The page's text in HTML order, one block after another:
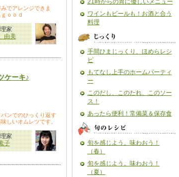
でアレンジできま
ｏｏｄ
家
由美
ケーキ♪
ンでのひっくり返す
しいオムレツです。
家
子
21時からの胃に優しいメニュー
ワインもビールも！お酒と合う
料理
手間ひまじっくり、ほめらレシ
ピ
もてなし上手のホームパーティ
ー
このだし、このたれ、このソー
ス！
あったら便利！常備菜＆保存食
旬を感じよう。味わおう！
（春）
旬を感じよう。味わおう！
（夏）